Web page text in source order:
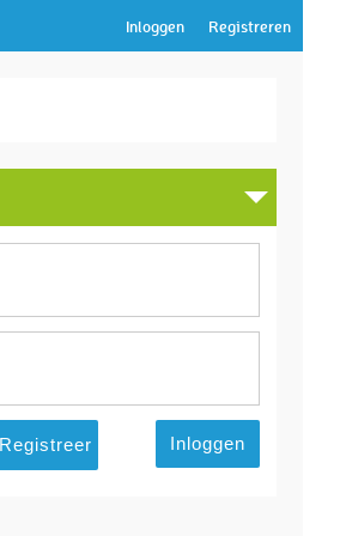
Inloggen Registreren
Registreer